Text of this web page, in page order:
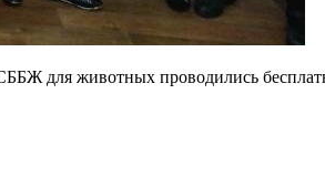
для животных проводились